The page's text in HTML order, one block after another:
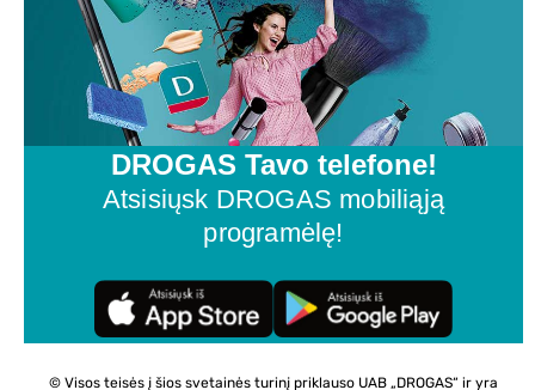
DROGAS Tavo telefone!
Atsisiųsk DROGAS mobiliąją
programėlę!
© Visos teisės į šios svetainės turinį priklauso UAB „DROGAS“ ir yra